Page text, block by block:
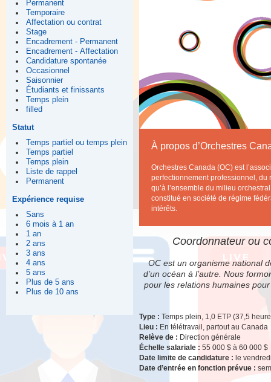
Permanent
Temporaire
Affectation ou contrat
Stage
Encadrement - Permanent
Encadrement - Affectation
Candidature spontanée
Occasionnel
Saisonnier
Étudiants et finissants
Temps plein
filled
Statut
Temps partiel ou temps plein
Temps partiel
Temps plein
Liste de rappel
Permanent
Expérience requise
Sans
6 mois à 1 an
1 an
2 ans
3 ans
4 ans
5 ans
Plus de 5 ans
Plus de 10 ans
À propos d’Orchestres
Orchestres Canada (OC) est
perfectionnement professionnel, du
qu’à l’ensemble du milieu
constitué en société de régime
intérêts.
Coordonnateur ou
OC est un organisme national
d’un océan à l’autre. Nous
pour les relations humaines
Type : Temps plein, 1,0 ETP (37,5
Lieu : En télétravail, partout au Canada
Relève de : Direction générale
Échelle salariale : 55 000 $ à 60 000 $
Date limite de candidature : le
Date d’entrée en fonction prévue :